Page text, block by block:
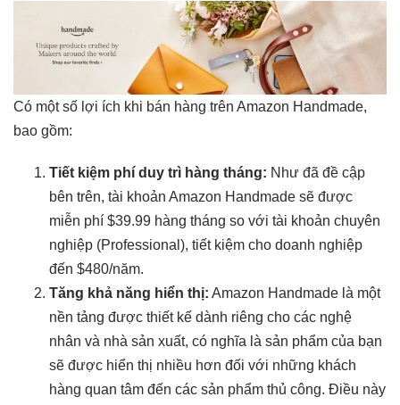
Có một số lợi ích khi bán hàng trên Amazon Handmade,
bao gồm:
Tiết kiệm phí duy trì hàng tháng: Như đã đề cập
bên trên, tài khoản Amazon Handmade sẽ được
miễn phí $39.99 hàng tháng so với tài khoản chuyên
nghiệp (Professional), tiết kiệm cho doanh nghiệp
đến $480/năm.
Tăng khả năng hiển thị: Amazon Handmade là một
nền tảng được thiết kế dành riêng cho các nghệ
nhân và nhà sản xuất, có nghĩa là sản phẩm của bạn
sẽ được hiển thị nhiều hơn đối với những khách
hàng quan tâm đến các sản phẩm thủ công. Điều này